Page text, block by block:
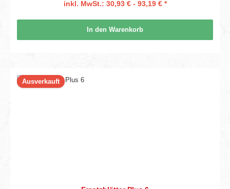
inkl. MwSt.: 30,93 € - 93,19 € *
In den Warenkorb
Ausverkauft